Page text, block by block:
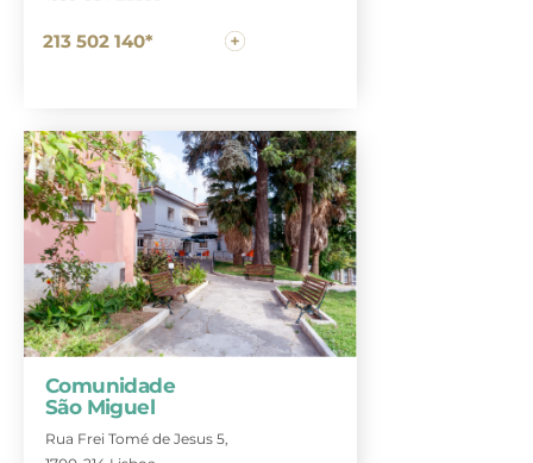
213 502 140*
Comunidade
São Miguel
Rua Frei Tomé de Jesus 5,